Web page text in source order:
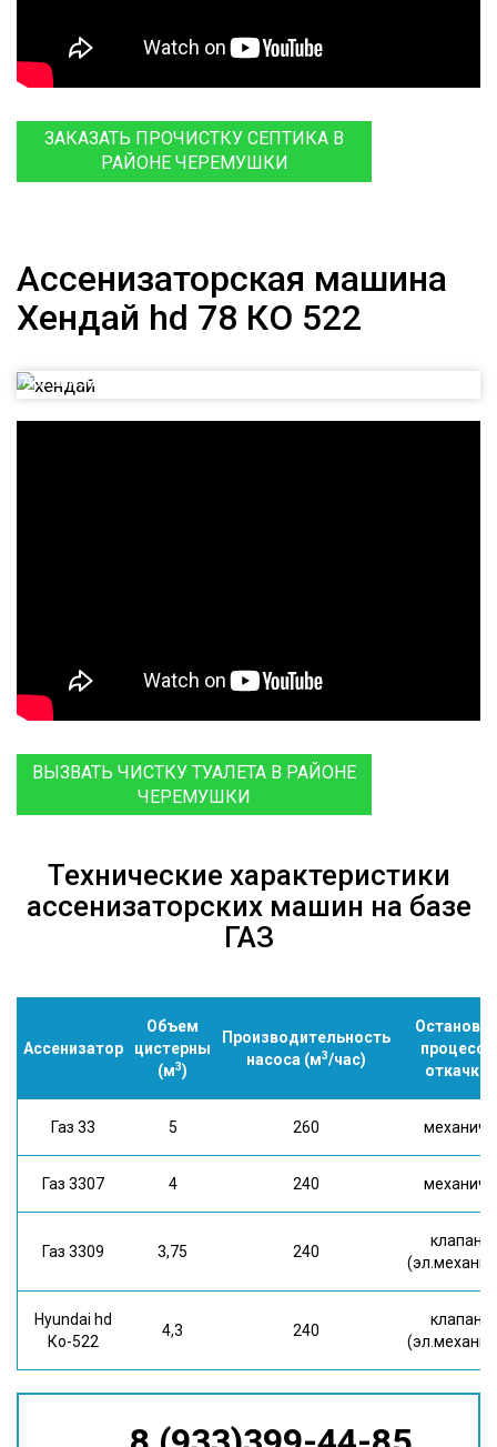
ЗАКАЗАТЬ ПРОЧИСТКУ СЕПТИКА В
РАЙОНЕ ЧЕРЕМУШКИ
Ассенизаторская машина
Хендай hd 78 КО 522
Ассенизаторская машина Хендай hd 78 КО 522
ВЫЗВАТЬ ЧИСТКУ ТУАЛЕТА В РАЙОНЕ
ЧЕРЕМУШКИ
Технические характеристики
ассенизаторских машин на базе
ГАЗ
Ассенизатор
Объем
цистерны
(м3)
Производительность
насоса (м3/час)
Остановка
процесса
откачки
Газ 33 5 260 механич.
Газ 3307 4 240 механич.
Газ 3309 3,75 240
клапан
Hyundai hd
Ко-522
4,3 240
клапан